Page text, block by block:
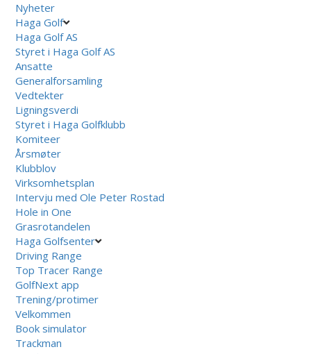
Nyheter
Haga Golf
Haga Golf AS
Styret i Haga Golf AS
Ansatte
Generalforsamling
Vedtekter
Ligningsverdi
Styret i Haga Golfklubb
Komiteer
Årsmøter
Klubblov
Virksomhetsplan
Intervju med Ole Peter Rostad
Hole in One
Grasrotandelen
Haga Golfsenter
Driving Range
Top Tracer Range
GolfNext app
Trening/protimer
Velkommen
Book simulator
Trackman